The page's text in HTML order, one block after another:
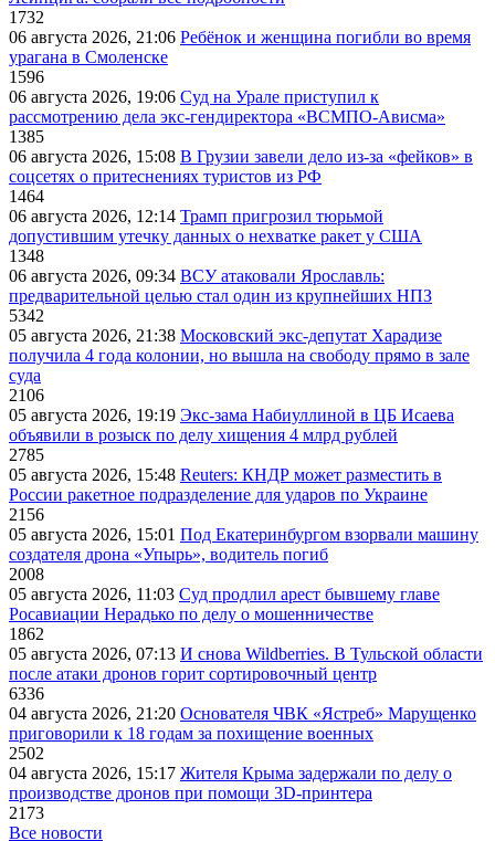
1732
06 августа 2026, 21:06 Ребёнок и женщина погибли во время
урагана в Смоленске
1596
06 августа 2026, 19:06 Суд на Урале приступил к
рассмотрению дела экс-гендиректора «ВСМПО-Ависма»
1385
06 августа 2026, 15:08 В Грузии завели дело из-за «фейков» в
соцсетях о притеснениях туристов из РФ
1464
06 августа 2026, 12:14 Трамп пригрозил тюрьмой
допустившим утечку данных о нехватке ракет у США
1348
06 августа 2026, 09:34 ВСУ атаковали Ярославль:
предварительной целью стал один из крупнейших НПЗ
5342
05 августа 2026, 21:38 Московский экс-депутат Харадизе
получила 4 года колонии, но вышла на свободу прямо в зале
суда
2106
05 августа 2026, 19:19 Экс-зама Набиуллиной в ЦБ Исаева
объявили в розыск по делу хищения 4 млрд рублей
2785
05 августа 2026, 15:48 Reuters: КНДР может разместить в
России ракетное подразделение для ударов по Украине
2156
05 августа 2026, 15:01 Под Екатеринбургом взорвали машину
создателя дрона «Упырь», водитель погиб
2008
05 августа 2026, 11:03 Суд продлил арест бывшему главе
Росавиации Нерадько по делу о мошенничестве
1862
05 августа 2026, 07:13 И снова Wildberries. В Тульской области
после атаки дронов горит сортировочный центр
6336
04 августа 2026, 21:20 Основателя ЧВК «Ястреб» Марущенко
приговорили к 18 годам за похищение военных
2502
04 августа 2026, 15:17 Жителя Крыма задержали по делу о
производстве дронов при помощи 3D‑принтера
2173
Все новости